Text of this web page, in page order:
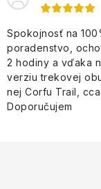
Spokojnosť na
poradenstvo,
2 hodiny a vďaka
verziu trekovej
nej Corfu Trail,
Doporučujem